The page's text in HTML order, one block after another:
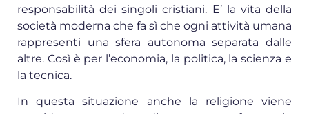
responsabilità dei singoli cristiani. E’ la vita della
società moderna che fa sì che ogni attività umana
rappresenti una sfera autonoma separata dalle
altre. Così è per l’economia, la politica, la scienza e
la tecnica.
In questa situazione anche la religione viene